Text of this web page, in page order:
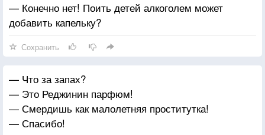
— Конечно нет! Поить детей алкоголем может
добавить капельку?
Сохранить
— Что за запах?
— Это Реджинин парфюм!
— Смердишь как малолетняя проститутка!
— Спасибо!